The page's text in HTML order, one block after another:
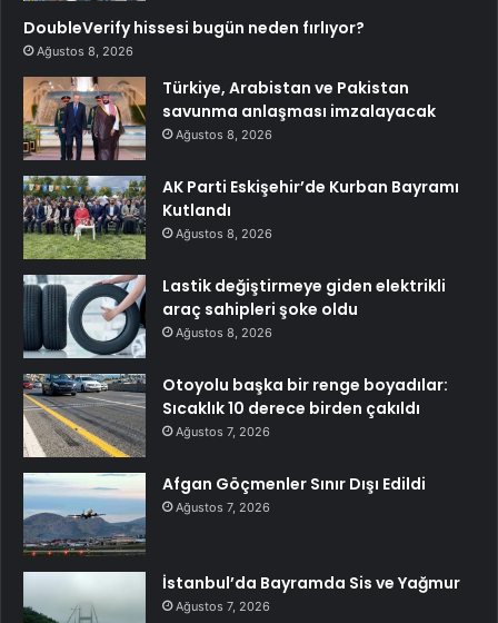
DoubleVerify hissesi bugün neden fırlıyor?
Ağustos 8, 2026
Türkiye, Arabistan ve Pakistan
savunma anlaşması imzalayacak
Ağustos 8, 2026
AK Parti Eskişehir’de Kurban Bayramı
Kutlandı
Ağustos 8, 2026
Lastik değiştirmeye giden elektrikli
araç sahipleri şoke oldu
Ağustos 8, 2026
Otoyolu başka bir renge boyadılar:
Sıcaklık 10 derece birden çakıldı
Ağustos 7, 2026
Afgan Göçmenler Sınır Dışı Edildi
Ağustos 7, 2026
İstanbul’da Bayramda Sis ve Yağmur
Ağustos 7, 2026